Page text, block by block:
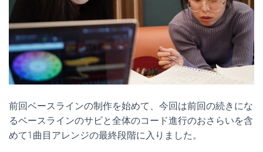
前回ベースラインの制作を始めて、今回は前回の続きにな
るベースラインのサビと全体のコード進行のおさらいを含
めて1曲目アレンジの最終段階に入りました。